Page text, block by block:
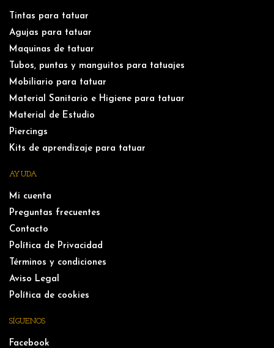
Tintas para tatuar
Agujas para tatuar
Maquinas de tatuar
Tubos, puntas y manguitos para tatuajes
Mobiliario para tatuar
Material Sanitario e Higiene para tatuar
Material de Estudio
Piercings
Kits de aprendizaje para tatuar
AYUDA
Mi cuenta
Preguntas frecuentes
Contacto
Política de Privacidad
Términos y condiciones
Aviso Legal
Política de cookies
SÍGUENOS
Facebook